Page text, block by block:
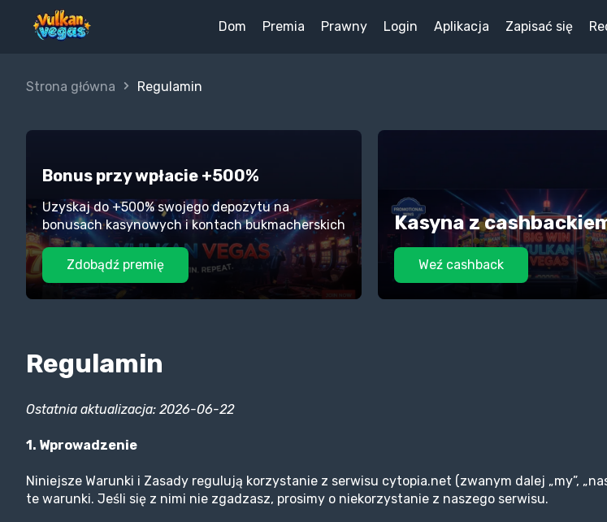
Dom Premia Prawny Login Aplikacja Zapisać się
Strona główna Regulamin
Bonus przy wpłacie +500%
Uzyskaj do +500% swojego depozytu na
bonusach kasynowych i kontach bukmacherskich
Zdobądź premię
Kasyna z
Weź cashback
Regulamin
Ostatnia aktualizacja: 2026-06-22
1. Wprowadzenie
Niniejsze Warunki i Zasady regulują korzystanie z serwisu cytopia.net (zwanym dalej „my”,
te warunki. Jeśli się z nimi nie zgadzasz, prosimy o niekorzystanie z naszego serwisu.